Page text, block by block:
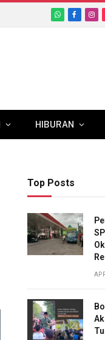
WhatsApp
HIBURAN
Top Posts